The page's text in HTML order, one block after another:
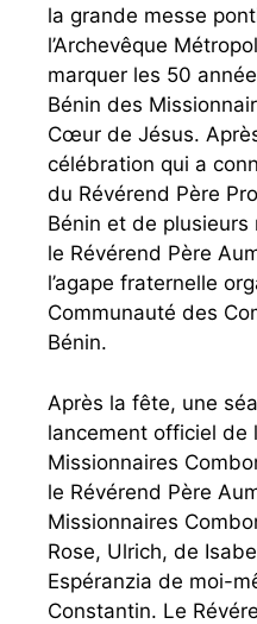
la grande messe
l’Archevêque
marquer les 50
Bénin des
Cœur de Jésus.
célébration qui a
du Révérend Père
Bénin et de plusieurs
le Révérend Père
l’agape fraternelle
Communauté des
Bénin.
Après la fête, une
lancement officiel de
Missionnaires
le Révérend Père
Missionnaires
Rose, Ulrich, de
Espéranzia de moi-
Constantin. Le